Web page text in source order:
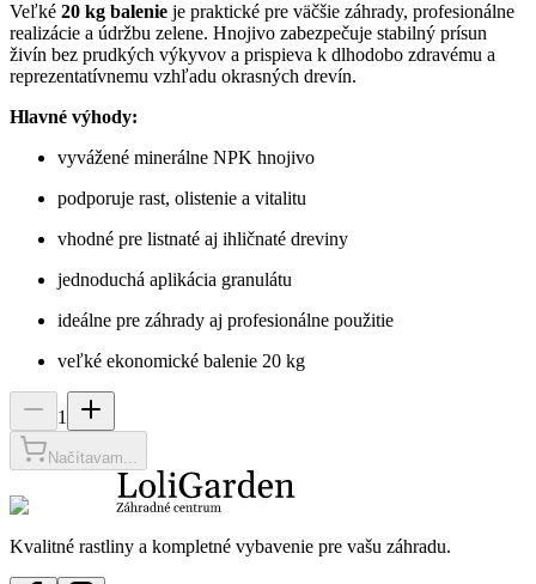
Veľké 20 kg balenie je praktické pre väčšie záhrady, profesionálne
realizácie a údržbu zelene. Hnojivo zabezpečuje stabilný prísun
živín bez prudkých výkyvov a prispieva k dlhodobo zdravému a
reprezentatívnemu vzhľadu okrasných drevín.
Hlavné výhody:
vyvážené minerálne NPK hnojivo
podporuje rast, olistenie a vitalitu
vhodné pre listnaté aj ihličnaté dreviny
jednoduchá aplikácia granulátu
ideálne pre záhrady aj profesionálne použitie
veľké ekonomické balenie 20 kg
1
Načítavam...
Kvalitné rastliny a kompletné vybavenie pre vašu záhradu.